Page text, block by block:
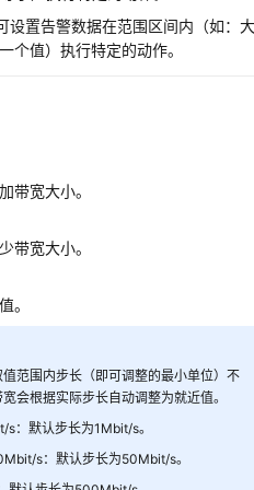
设置告警数据在范围区间内（如：
个值）执行特定的动作。
带宽大小。
带宽大小。
。
范围内步长（即可调整的最小单位）不
会根据实际步长自动调整为就近值。
：默认步长为1Mbit/s。
s：默认步长为50Mbit/s。